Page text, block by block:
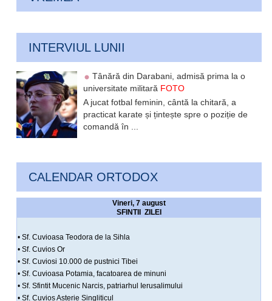
INTERVIUL LUNII
Tânără din Darabani, admisă prima la o
universitate militară FOTO
A jucat fotbal feminin, cântă la chitară, a
practicat karate și țintește spre o poziție de
comandă în ...
CALENDAR ORTODOX
Vineri, 7 august
SFINTII ZILEI
• Sf. Cuvioasa Teodora de la Sihla
• Sf. Cuvios Or
• Sf. Cuviosi 10.000 de pustnici Tibei
• Sf. Cuvioasa Potamia, facatoarea de minuni
• Sf. Sfintit Mucenic Narcis, patriarhul Ierusalimului
• Sf. Cuvios Asterie Singliticul